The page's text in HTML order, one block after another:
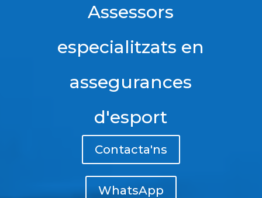
Assessors
especialitzats en
assegurances
d'esport
Contacta'ns
WhatsApp